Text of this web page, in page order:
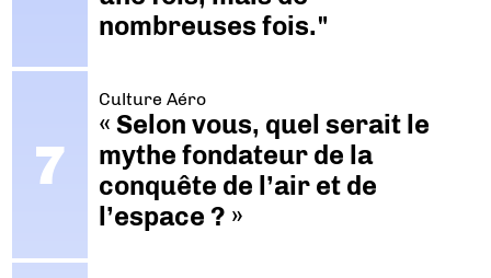
nombreuses fois."
Culture Aéro
« Selon vous, quel serait le
mythe fondateur de la
conquête de l’air et de
l’espace ? »